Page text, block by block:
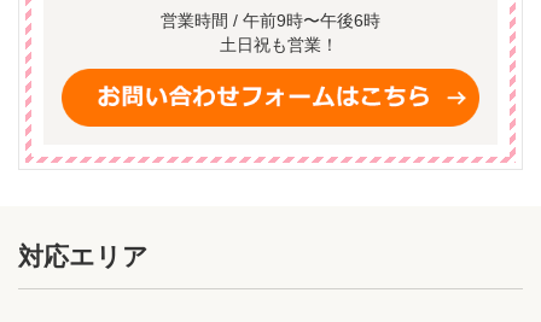
営業時間 / 午前9時〜午後6時
土日祝も営業！
対応エリア